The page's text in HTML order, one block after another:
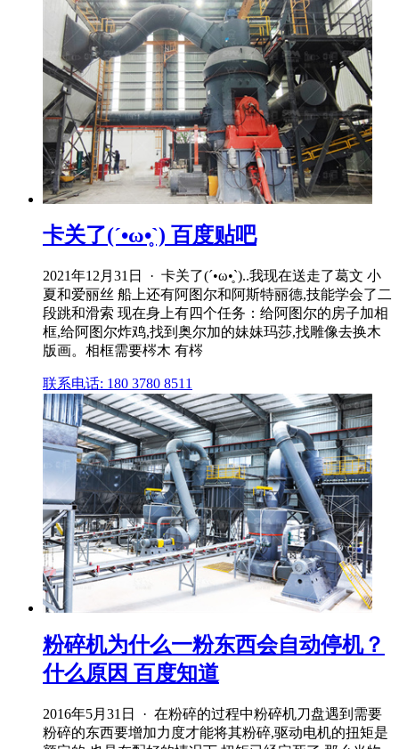
卡关了(´•ω•̥`) 百度贴吧
2021年12月31日 · 卡关了(´•ω•̥`)..我现在送走了葛文 小
夏和爱丽丝 船上还有阿图尔和阿斯特丽德,技能学会了二
段跳和滑索 现在身上有四个任务：给阿图尔的房子加相
框,给阿图尔炸鸡,找到奥尔加的妹妹玛莎,找雕像去换木
版画。相框需要梣木 有梣
联系电话: 180 3780 8511
粉碎机为什么一粉东西会自动停机？
什么原因 百度知道
2016年5月31日 · 在粉碎的过程中粉碎机刀盘遇到需要
粉碎的东西要增加力度才能将其粉碎,驱动电机的扭矩是